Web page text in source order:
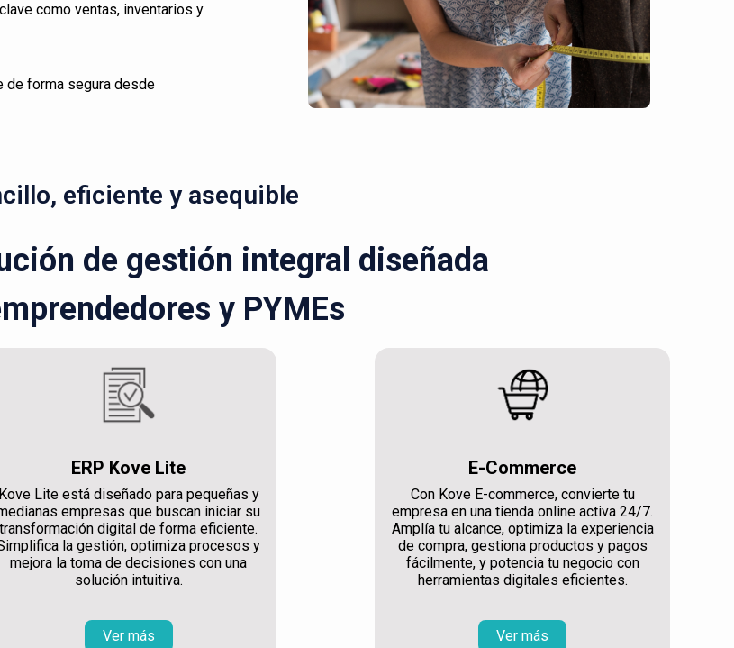
como ventas, inventarios y
de forma segura desde
eficiente y asequible
de gestión integral diseñada
y PYMEs
ERP Kove Lite
Kove Lite está diseñado para pequeñas y
empresas que buscan iniciar su
transformación digital de forma eficiente.
la gestión, optimiza procesos y
mejora la toma de decisiones con una
solución intuitiva.
Ver más
E-Commerce
Con Kove E-commerce, convierte tu
empresa en una tienda online activa 24/7.
Amplía tu alcance, optimiza la experiencia
de compra, gestiona productos y pagos
fácilmente, y potencia tu negocio con
herramientas digitales eficientes.
Ver más